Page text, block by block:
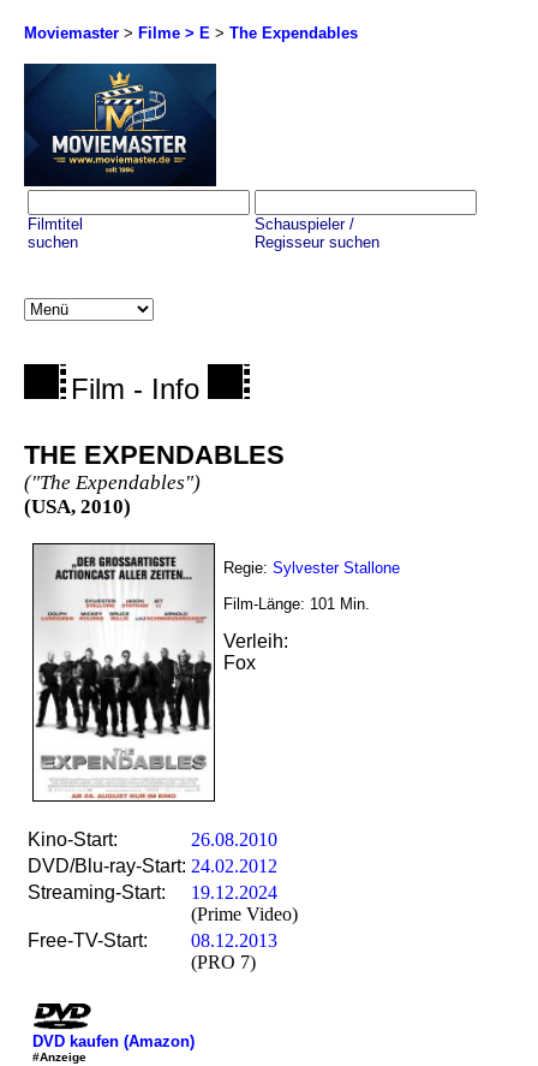
Moviemaster > Filme > E > The Expendables
Filmtitel
suchen
Schauspieler /
Regisseur suchen
Film - Info
THE EXPENDABLES
("The Expendables")
(USA, 2010)
Regie: Sylvester Stallone
Film-Länge: 101 Min.
Verleih:
Fox
Kino-Start:
26.08.2010
DVD/Blu-ray-Start: 24.02.2012
Streaming-Start:
19.12.2024
(Prime Video)
Free-TV-Start:
08.12.2013
(PRO 7)
DVD kaufen (Amazon)
#Anzeige